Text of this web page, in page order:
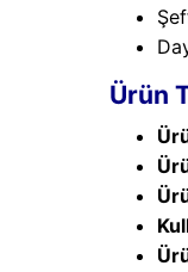
Ürün